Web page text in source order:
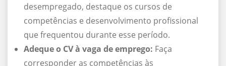
desempregado, destaque os cursos de
competências e desenvolvimento profissional
que frequentou durante esse período.
Adeque o CV à vaga de emprego: Faça
corresponder as competências às